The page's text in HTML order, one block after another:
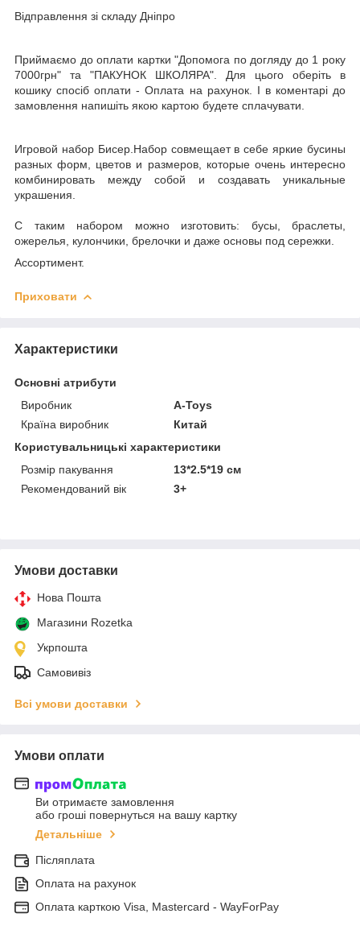
Відправлення зі складу Дніпро
Приймаємо до оплати картки "Допомога по догляду до 1 року
7000грн" та "ПАКУНОК ШКОЛЯРА". Для цього оберіть в
кошику спосіб оплати - Оплата на рахунок. І в коментарі до
замовлення напишіть якою картою будете сплачувати.
Игровой набор Бисер.Набор совмещает в себе яркие бусины
разных форм, цветов и размеров, которые очень интересно
комбинировать между собой и создавать уникальные
украшения.
С таким набором можно изготовить: бусы, браслеты,
ожерелья, кулончики, брелочки и даже основы под сережки.
Ассортимент.
Приховати
Характеристики
Основні атрибути
Виробник
A-Toys
Країна виробник
Китай
Користувальницькі характеристики
Розмір пакування
13*2.5*19 см
Рекомендований вік
3+
Умови доставки
Нова Пошта
Магазини Rozetka
Укрпошта
Самовивіз
Всі умови доставки
Умови оплати
Ви отримаєте замовлення
або гроші повернуться на вашу картку
Детальніше
Післяплата
Оплата на рахунок
Оплата карткою Visa, Mastercard - WayForPay